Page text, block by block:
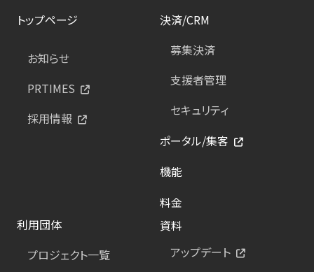
トップページ
お知らせ
PRTIMES
採用情報
決済/CRM
募集決済
支援者管理
セキュリティ
ポータル/集客
機能
料金
利用団体
プロジェクト一覧
資料
アップデート